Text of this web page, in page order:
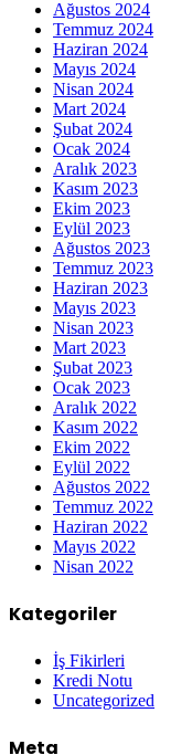
Ağustos 2024
Temmuz 2024
Haziran 2024
Mayıs 2024
Nisan 2024
Mart 2024
Şubat 2024
Ocak 2024
Aralık 2023
Kasım 2023
Ekim 2023
Eylül 2023
Ağustos 2023
Temmuz 2023
Haziran 2023
Mayıs 2023
Nisan 2023
Mart 2023
Şubat 2023
Ocak 2023
Aralık 2022
Kasım 2022
Ekim 2022
Eylül 2022
Ağustos 2022
Temmuz 2022
Haziran 2022
Mayıs 2022
Nisan 2022
Kategoriler
İş Fikirleri
Kredi Notu
Uncategorized
Meta